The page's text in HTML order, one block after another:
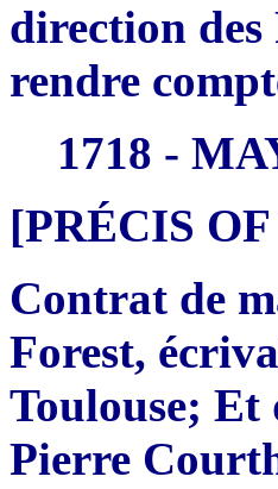
direction des
rendre
1718 -
[PRÉCIS
Contrat de
Forest,
Toulouse;
Pierre